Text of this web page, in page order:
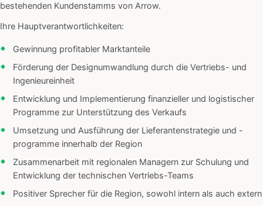
bestehenden Kundenstamms von Arrow.
Ihre Hauptverantwortlichkeiten:
Gewinnung profitabler Marktanteile
Förderung der Designumwandlung durch die Vertriebs- und
Ingenieureinheit
Entwicklung und Implementierung finanzieller und logistischer
Programme zur Unterstützung des Verkaufs
Umsetzung und Ausführung der Lieferantenstrategie und -
programme innerhalb der Region
Zusammenarbeit mit regionalen Managern zur Schulung und
Entwicklung der technischen Vertriebs-Teams
Positiver Sprecher für die Region, sowohl intern als auch extern